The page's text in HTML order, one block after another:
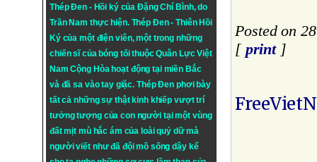
Thép Đen - Hồi ký của Đặng Chí Bình, do
Trần Nam thực hiện. Thép Đen- Thiên Hồi
Ký của một điện viên, một trong những
chiến sĩ của bóng tối thuộc Quân Lực Việt
Nam Cộng Hòa hoạt động tại miền Bắc
và đã sa vào tay giặc. Thép Đen phơi bày
tất cả những sự thật kinh khiếp vượt trí
tưởng tượng của con người tại một vùng
đất mịt mù hắc ám của loài quỷ dữ mà
người viết như đã đội mồ sống dậy kể
Posted on
[ print]